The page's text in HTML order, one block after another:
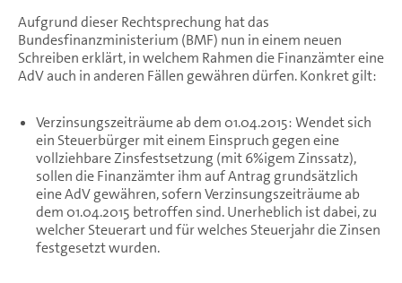
Aufgrund dieser Rechtsprechung hat das
Bundesfinanzministerium (BMF) nun in einem neuen
Schreiben erklärt, in welchem Rahmen die Finanzämter eine
AdV auch in anderen Fällen gewähren dürfen. Konkret gilt:
Verzinsungszeiträume ab dem 01.04.2015: Wendet sich
ein Steuerbürger mit einem Einspruch gegen eine
vollziehbare Zinsfestsetzung (mit 6%igem Zinssatz),
sollen die Finanzämter ihm auf Antrag grundsätzlich
eine AdV gewähren, sofern Verzinsungszeiträume ab
dem 01.04.2015 betroffen sind. Unerheblich ist dabei, zu
welcher Steuerart und für welches Steuerjahr die Zinsen
festgesetzt wurden.